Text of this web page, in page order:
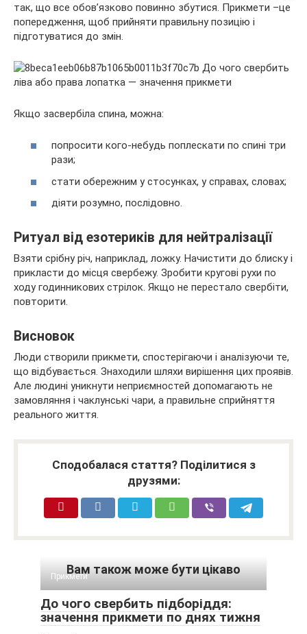
так, що все обов’язково повинно збутися. Прикмети –це
попередження, щоб прийняти правильну позицію і
підготуватися до змін.
Якщо засвербіла спина, можна:
попросити кого-небудь поплескати по спині три
рази;
стати обережним у стосунках, у справах, словах;
діяти розумно, послідовно.
Ритуал від езотериків для нейтралізації
Взяти срібну річ, наприклад, ложку. Начистити до блиску і
прикласти до місця свербежу. Зробити кругові рухи по
ходу годинникових стрілок. Якщо не перестало свербіти,
повторити.
Висновок
Люди створили прикмети, спостерігаючи і аналізуючи те,
що відбувається. Знаходили шляхи вирішення цих проявів.
Але людині уникнути неприємностей допомагають не
замовляння і чаклунські чари, а правильне сприйняття
реального життя.
Сподобалася стаття? Поділитися з
друзями:
Вам також може бути цікаво
Прикмети
До чого свербить підборіддя:
значення прикмети по днях тижня